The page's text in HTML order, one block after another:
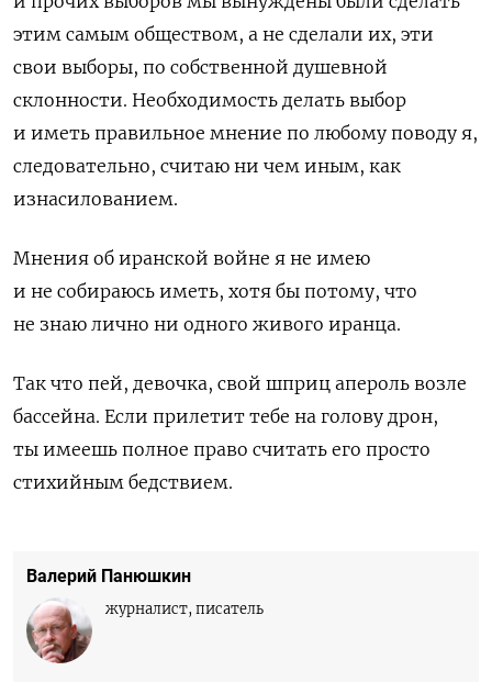
этим самым обществом, а не сделали их, эти
свои выборы, по собственной душевной
склонности. Необходимость делать выбор
и иметь правильное мнение по любому поводу я,
следовательно, считаю ни чем иным, как
изнасилованием.
Мнения об иранской войне я не имею
и не собираюсь иметь, хотя бы потому, что
не знаю лично ни одного живого иранца.
Так что пей, девочка, свой шприц апероль возле
бассейна. Если прилетит тебе на голову дрон,
ты имеешь полное право считать его просто
стихийным бедствием.
Валерий Панюшкин
журналист, писатель